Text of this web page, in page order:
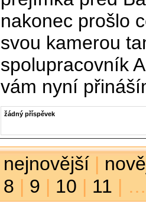
nakonec prošlo
svou kamerou
spolupracovník
vám nyní
žádný příspěvek
nejnovější|
8 | 9 | 10 | 11 |